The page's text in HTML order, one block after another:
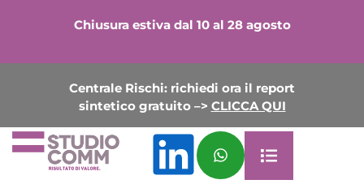
Chiusura estiva dal 10 al 28 agosto
Centrale Rischi: richiedi ora il report
sintetico gratuito –> CLICCA QUI